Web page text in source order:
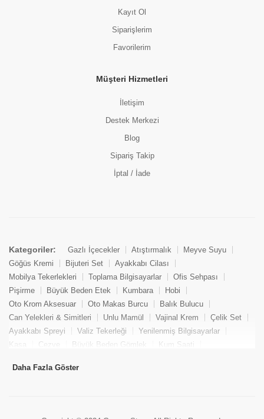
Kayıt Ol
Siparişlerim
Favorilerim
Müşteri Hizmetleri
İletişim
Destek Merkezi
Blog
Sipariş Takip
İptal / İade
Kategoriler: Gazlı İçecekler Atıştırmalık
Meyve Suyu
Göğüs Kremi
Bijuteri Set
Ayakkabı Cilası
Mobilya Tekerlekleri
Toplama Bilgisayarlar
Ofis Sehpası
Pişirme
Büyük Beden Etek Kumbara
Hobi
Oto Krom Aksesuar
Oto Makas Burcu
Balık Bulucu
Can Yelekleri & Simitleri
Unlu Mamül Vajinal Krem
Çelik Set
Ayakkabı Spreyi
Valiz Tekerleği
Yenilenmiş Bilgisayarlar
Kasa
Cezve Büyük Beden Gömlek
Kum Saati
Tekne Bağlama & Demirleme
Daha Fazla Göster